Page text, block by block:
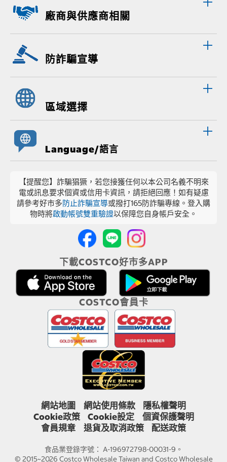
廠商與供應商相關
防詐騙宣導
區域選擇
Language/語言
【提醒您】詐騙猖獗，若您接獲任何以本公司名義不明來
電或訊息要求個資或信用卡資訊，請拒絕回應！如有疑慮
請參考好市多防止詐騙宣導或撥打165防詐騙專線。登入購
物時將啟動帳號雙重驗證以保障您自身帳戶安全。
下載COSTCO好市多APP
COSTCO會員卡
網站地圖 網站使用條款
隱私權聲明
Cookie政策
Cookie設定
個資保護聲明
會員規章
退貨及取消政策 配送政策
食品業登錄字號： A-196972798-00031-9。
© 2015~2026 Costco Wholesale Taiwan and Costco Wholesale